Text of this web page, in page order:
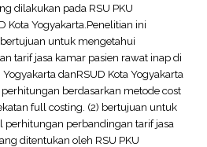
dilakukan pada RSU PKU
Kota Yogyakarta.Penelitian ini
untuk mengetahui
tarif jasa kamar pasien rawat inap di
danRSUD Kota Yogyakarta
berdasarkan metode cost
full costing. (2) bertujuan untuk
perhitungan perbandingan tarif jasa
ditentukan oleh RSU PKU